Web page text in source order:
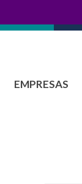
EMPRESAS